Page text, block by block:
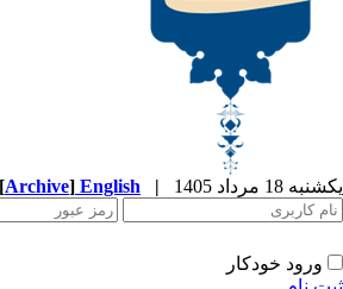
|
English
[ Archive